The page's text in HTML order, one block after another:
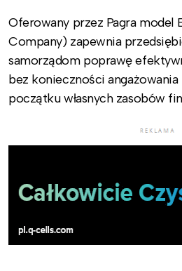
Oferowany przez Pagra model
Company) zapewnia
samorządom poprawę
bez konieczności
początku własnych zasobów